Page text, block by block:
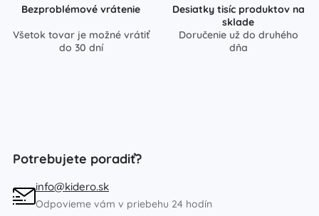
Bezproblémové vrátenie
Všetok tovar je možné vrátiť
do 30 dní
Desiatky tisíc produktov na
sklade
Doručenie už do druhého
dňa
Potrebujete poradiť?
info@kidero.sk
Odpovieme vám v priebehu 24 hodín